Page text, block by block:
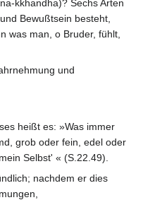
kkhandha)? Sechs Arten
Bewußtsein besteht,
was man, o Bruder, fühlt,
und
heißt es: »Was immer
grob oder fein, edel oder
Selbst' « (S.22.49).
nachdem er dies